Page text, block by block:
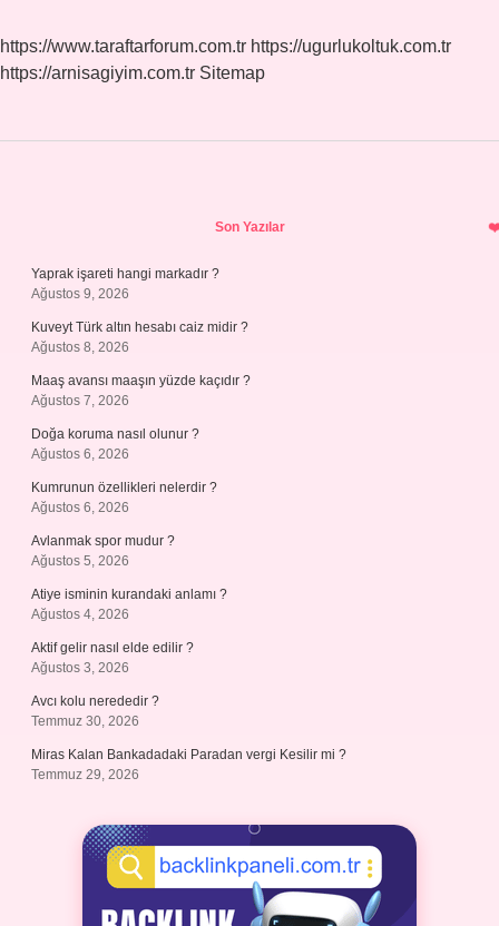
Gerekir
https://www.taraftarforum.com.tr https://ugurlukoltuk.com.tr
https://arnisagiyim.com.tr Sitemap
Son Yazılar
Yaprak işareti hangi markadır ?
Ağustos 9, 2026
Kuveyt Türk altın hesabı caiz midir ?
Ağustos 8, 2026
Maaş avansı maaşın yüzde kaçıdır ?
Ağustos 7, 2026
Doğa koruma nasıl olunur ?
Ağustos 6, 2026
Kumrunun özellikleri nelerdir ?
Ağustos 6, 2026
Avlanmak spor mudur ?
Ağustos 5, 2026
Atiye isminin kurandaki anlamı ?
Ağustos 4, 2026
Aktif gelir nasıl elde edilir ?
Ağustos 3, 2026
Avcı kolu nerededir ?
Temmuz 30, 2026
Miras Kalan Bankadadaki Paradan vergi Kesilir mi ?
Temmuz 29, 2026